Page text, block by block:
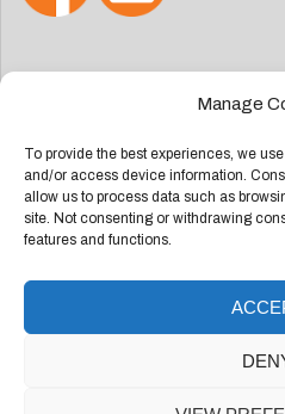
Manage
To provide the best experiences, we
and/or access device information.
allow us to process data such as
site. Not consenting or withdrawing
features and functions.
Deze website is ontwikkeld